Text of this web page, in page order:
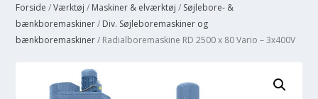
Forside /Værktøj / Maskiner & elværktøj / Søjlebore- &
bænkboremaskiner/ Div. Søjleboremaskiner og
bænkboremaskiner/ Radialboremaskine RD 2500 x 80 Vario – 3x400V